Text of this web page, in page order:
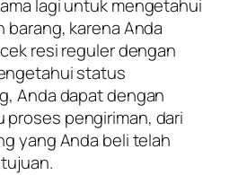
lagi untuk mengetahui
karena Anda
resi reguler dengan
status
Anda dapat dengan
proses pengiriman, dari
yang Anda beli telah